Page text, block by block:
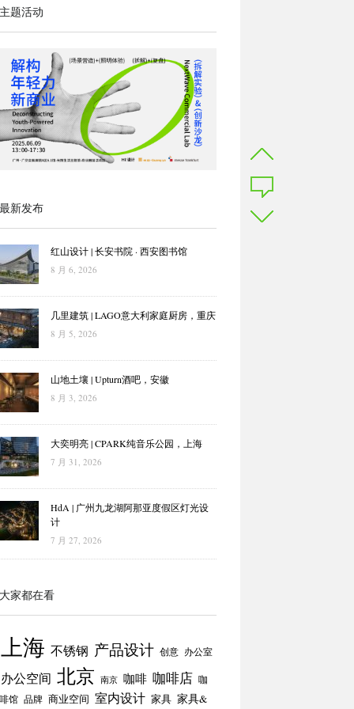
题活动
新发布
红山设计 | 长安书院 · 西安图书馆
8 月 6, 2026
几里建筑 | LAGO意大利家庭厨房，重庆
8 月 5, 2026
山地土壤 | Upturn酒吧，安徽
8 月 3, 2026
大奕明亮 | CPARK纯音乐公园，上海
7 月 31, 2026
HdA | 广州九龙湖阿那亚度假区灯光设
计
7 月 27, 2026
家都在看
上海 不锈钢 产品设计 创意 办公室
办公空间 北京 南京 咖啡 咖啡店 咖
馆 品牌 商业空间 室内设计 家具 家具&